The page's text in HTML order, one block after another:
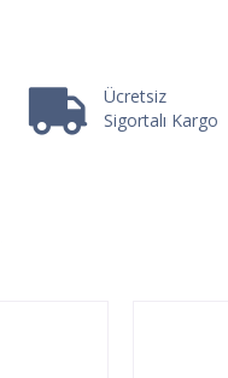
Ücretsiz
Sigortalı Kargo